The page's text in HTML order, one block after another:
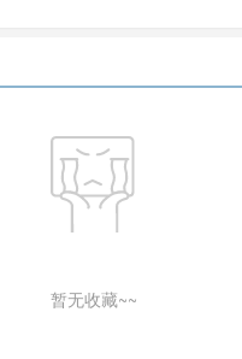
暂无收藏~~